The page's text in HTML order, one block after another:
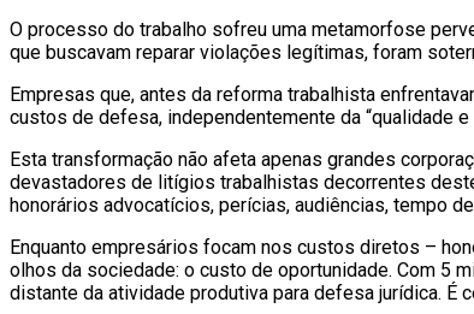
O processo do trabalho sofreu uma metamorfose
que buscavam reparar violações legítimas, foram
Empresas que, antes da reforma trabalhista
custos de defesa, independentemente da “qualidade
Esta transformação não afeta apenas grandes
devastadores de litígios trabalhistas decorrentes
honorários advocatícios, perícias, audiências, tempo
Enquanto empresários focam nos custos diretos –
olhos da sociedade: o custo de oportunidade. Com 5
distante da atividade produtiva para defesa jurídica. É